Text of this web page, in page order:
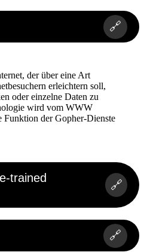
🔗
der über eine Art
erleichtern soll,
oder einzelne Daten zu
wird vom WWW
Funktion der Gopher-Dienste
trained
🔗
🔗